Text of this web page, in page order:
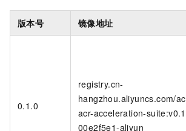
版本号 镜像地址
0.1.0
registry.cn-
hangzhou.aliyuncs.com/
acr-acceleration-
00e2f5e1-aliyun